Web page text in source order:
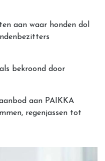
aan waar honden dol
bekroond door
aan PAIKKA
regenjassen tot